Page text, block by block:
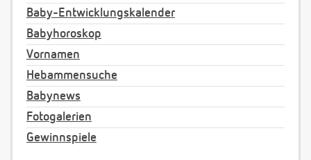
Baby-Entwicklungskalender
Babyhoroskop
Vornamen
Hebammensuche
Babynews
Fotogalerien
Gewinnspiele